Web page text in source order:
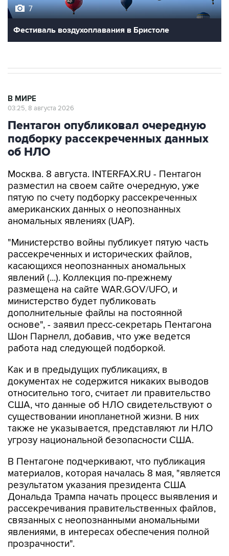
7
Фестиваль воздухоплавания в Бристоле
В МИРЕ
03:25, 8 августа 2026
Пентагон опубликовал очередную
подборку рассекреченных данных
об НЛО
Москва. 8 августа. INTERFAX.RU - Пентагон
разместил на своем сайте очередную, уже
пятую по счету подборку рассекреченных
американских данных о неопознанных
аномальных явлениях (UAP).
"Министерство войны публикует пятую часть
рассекреченных и исторических файлов,
касающихся неопознанных аномальных
явлений (...). Коллекция по-прежнему
размещена на сайте WAR.GOV/UFO, и
министерство будет публиковать
дополнительные файлы на постоянной
основе", - заявил пресс-секретарь Пентагона
Шон Парнелл, добавив, что уже ведется
работа над следующей подборкой.
Как и в предыдущих публикациях, в
документах не содержится никаких выводов
относительно того, считает ли правительство
США, что данные об НЛО свидетельствуют о
существовании инопланетной жизни. В них
также не указывается, представляют ли НЛО
угрозу национальной безопасности США.
В Пентагоне подчеркивают, что публикация
материалов, которая началась 8 мая, "является
результатом указания президента США
Дональда Трампа начать процесс выявления и
рассекречивания правительственных файлов,
связанных с неопознанными аномальными
явлениями, в интересах обеспечения полной
прозрачности".